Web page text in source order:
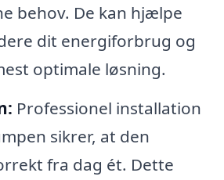
behov. De kan hjælpe
dit energiforbrug og
optimale løsning.
Professionel installation
sikrer, at den
fra dag ét. Dette